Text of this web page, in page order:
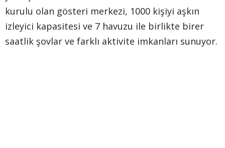
kurulu olan gösteri merkezi, 1000 kişiyi aşkın
izleyici kapasitesi ve 7 havuzu ile birlikte birer
saatlik şovlar ve farklı aktivite imkanları sunuyor.